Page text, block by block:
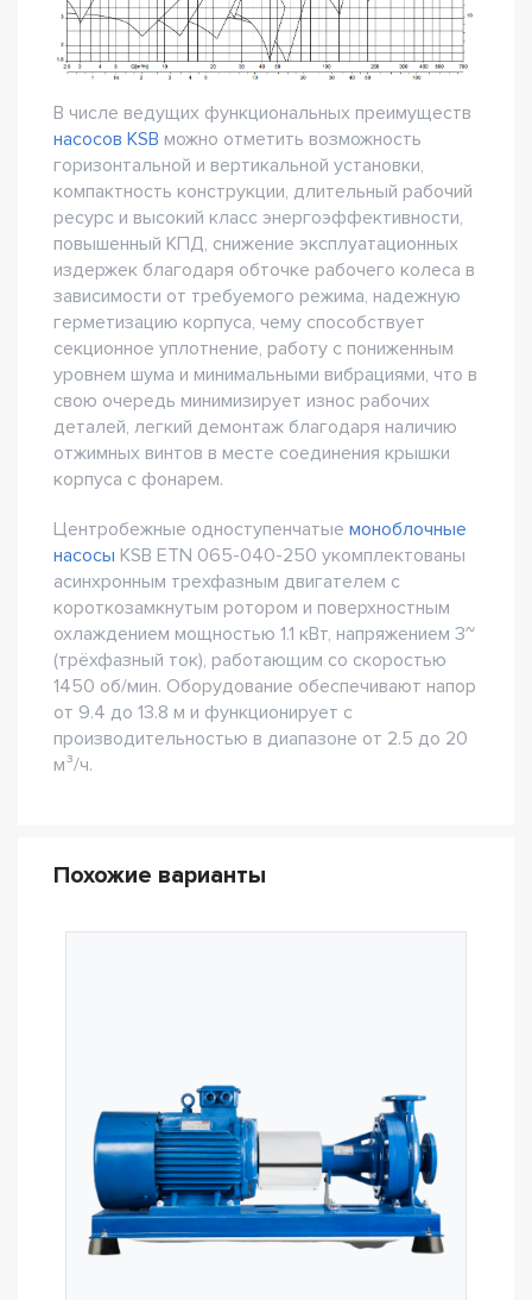
В числе ведущих функциональных преимуществ
насосов KSB можно отметить возможность
горизонтальной и вертикальной установки,
компактность конструкции, длительный рабочий
ресурс и высокий класс энергоэффективности,
повышенный КПД, снижение эксплуатационных
издержек благодаря обточке рабочего колеса в
зависимости от требуемого режима, надежную
герметизацию корпуса, чему способствует
секционное уплотнение, работу с пониженным
уровнем шума и минимальными вибрациями, что в
свою очередь минимизирует износ рабочих
деталей, легкий демонтаж благодаря наличию
отжимных винтов в месте соединения крышки
корпуса с фонарем.
Центробежные одноступенчатые моноблочные
насосы KSB ETN 065-040-250 укомплектованы
асинхронным трехфазным двигателем с
короткозамкнутым ротором и поверхностным
охлаждением мощностью 1.1 кВт, напряжением 3~
(трёхфазный ток), работающим со скоростью
1450 об/мин. Оборудование обеспечивают напор
от 9.4 до 13.8 м и функционирует с
производительностью в диапазоне от 2.5 до 20
м³/ч.
Похожие варианты